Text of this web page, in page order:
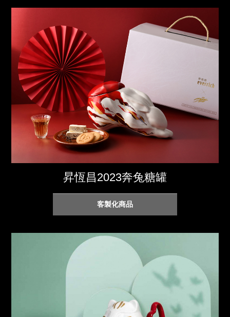
昇恆昌2023奔兔糖罐
客製化商品